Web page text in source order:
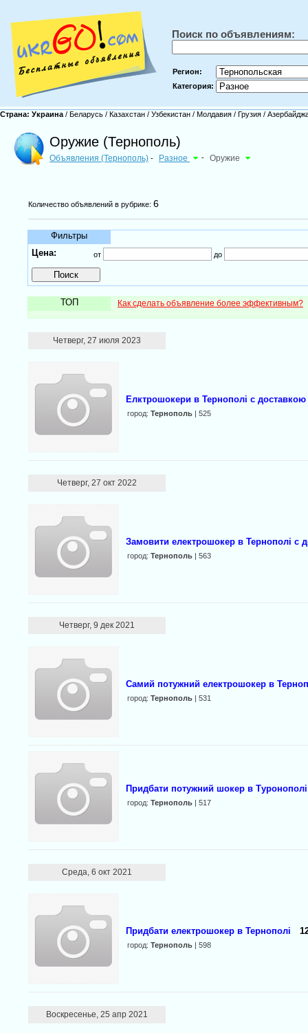
Поиск по объявлениям:
Регион:
Категория:
Страна: Украина / Беларусь / Казахстан / Узбекистан / Молдавия / Грузия /
Оружие (Тернополь)
Объявления (Тернополь) - Разное - Оружие
Количество объявлений в рубрике: 6
Фильтры
Цена:
от до
ТОП Как сделать объявление более эффективным?
Четверг, 27 июля 2023
Елктрошокери в Тернополі с доставкою
город: Тернополь| 525
Четверг, 27 окт 2022
Замовити електрошокер в Тернополі с
город: Тернополь| 563
Четверг, 9 дек 2021
Самий потужний електрошокер в
город: Тернополь| 531
Придбати потужний шокер в Туронополі
город: Тернополь| 517
Среда, 6 окт 2021
Придбати електрошокер в Тернополі
город: Тернополь| 598
Воскресенье, 25 апр 2021